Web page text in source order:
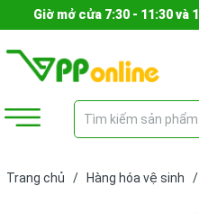
Giờ mở cửa 7:30 - 11:30 và
Trang chủ / Hàng hóa vệ sinh /